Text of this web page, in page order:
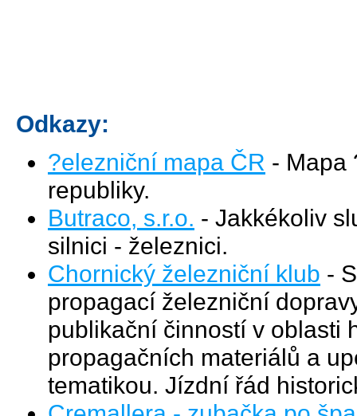
Odkazy:
?elezniční mapa ČR - Mapa
republiky.
Butraco, s.r.o. - Jakkékoliv
silnici - železnici.
Chornický železniční klub -
propagací železniční
publikační činností v oblasti
propagačních materiálů a
tematikou. Jízdní řád